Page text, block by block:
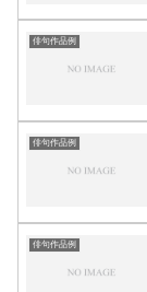
俳句作品例
俳句作品例
俳句作品例